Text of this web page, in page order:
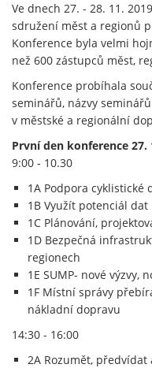
Ve dnech 27. - 28. 11.
sdružení měst a regionů
Konference byla velmi
než 600 zástupců měst,
Konference probíhala
seminářů, názvy
v městské a regionální
První den konference 27.
9:00 - 10.30
1A Podpora cyklistické
1B Využít potenciál dat
1C Plánování,
1D Bezpečná
regionech
1E SUMP- nové výzvy,
1F Místní správy
nákladní dopravu
14:30 - 16:00
2A Rozumět,